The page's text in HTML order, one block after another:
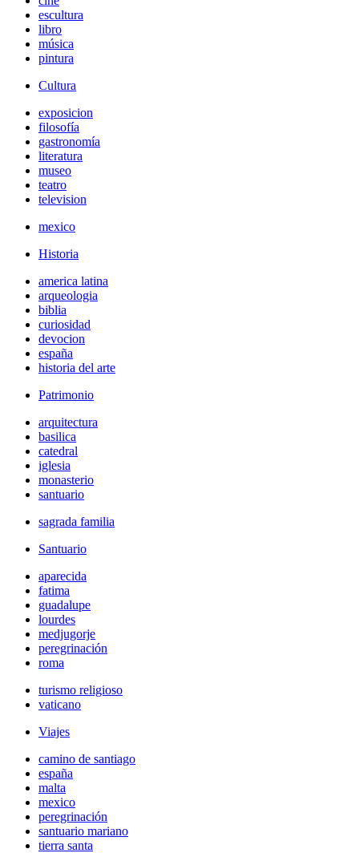
escultura
libro
música
pintura
Cultura
exposicion
filosofía
gastronomía
literatura
museo
teatro
television
mexico
Historia
america latina
arqueologia
biblia
curiosidad
devocion
españa
historia del arte
Patrimonio
arquitectura
basilica
catedral
iglesia
monasterio
santuario
sagrada familia
Santuario
aparecida
fatima
guadalupe
lourdes
medjugorje
peregrinación
roma
turismo religioso
vaticano
Viajes
camino de santiago
españa
malta
mexico
peregrinación
santuario mariano
tierra santa